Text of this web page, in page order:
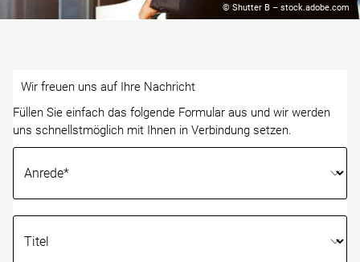
© Shutter B – stock.adobe.com
Wir freuen uns auf Ihre Nachricht
Füllen Sie einfach das folgende Formular aus und wir werden
uns schnellstmöglich mit Ihnen in Verbindung setzen.